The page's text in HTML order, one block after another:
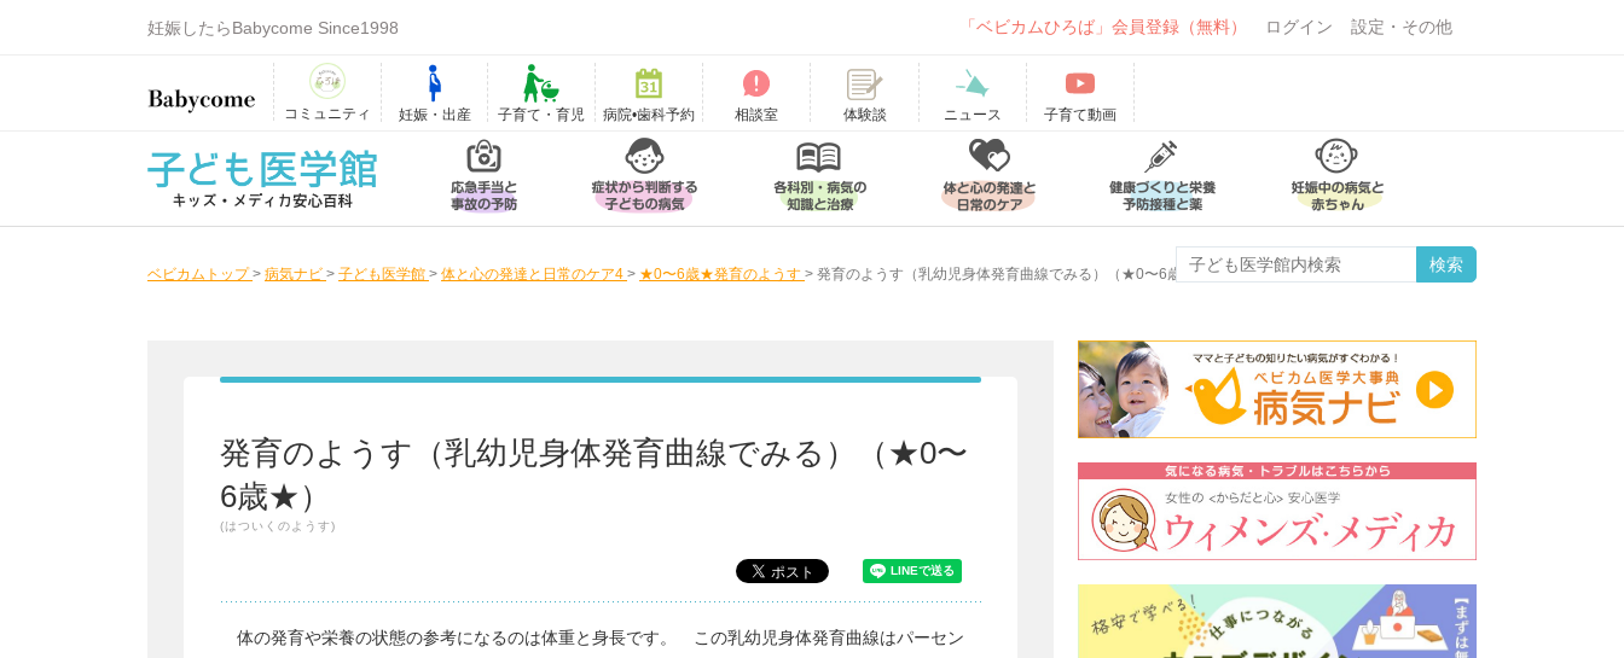
妊娠したらBabycome Since1998 「ベビカムひろば」会員登録（無料） ログイン 設定・その他
コミュニティ 妊娠・出産 子育て・育児 病院•歯科予約 相談室 体験談 ニュース 子育て動画
ベビカムトップ > 病気ナビ > 子ども医学館 > 体と心の発達と日常のケア4 > ★0〜6歳★発育のようす > 発育のようす（乳幼児身体発育曲線でみる）（★0〜6歳★）
発育のようす（乳幼児身体発育曲線でみる）（★0〜
6歳★）
(はついくのようす)
体の発育や栄養の状態の参考になるのは体重と身長です。 この乳幼児身体発育曲線はパーセン